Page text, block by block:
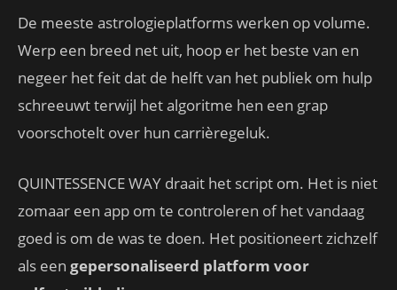
De meeste astrologieplatforms werken op volume.
Werp een breed net uit, hoop er het beste van en
negeer het feit dat de helft van het publiek om hulp
schreeuwt terwijl het algoritme hen een grap
voorschotelt over hun carrièregeluk.
QUINTESSENCE WAY draait het script om. Het is niet
zomaar een app om te controleren of het vandaag
goed is om de was te doen. Het positioneert zichzelf
als een gepersonaliseerd platform voor